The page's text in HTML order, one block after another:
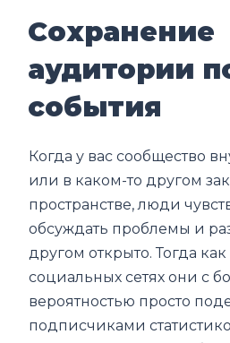
Сохранение
аудитории
события
Когда у вас сообщество
или в каком-то другом
пространстве, люди
обсуждать проблемы и
другом открыто. Тогда
социальных сетях они с
вероятностью просто
подписчиками